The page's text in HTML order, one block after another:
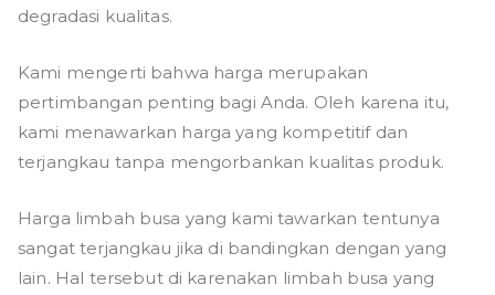
degradasi kualitas.
Kami mengerti bahwa harga merupakan
pertimbangan penting bagi Anda. Oleh karena itu,
kami menawarkan harga yang kompetitif dan
terjangkau tanpa mengorbankan kualitas produk.
Harga limbah busa yang kami tawarkan tentunya
sangat terjangkau jika di bandingkan dengan yang
lain. Hal tersebut di karenakan limbah busa yang